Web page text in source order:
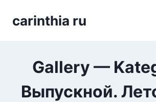
carinthia ru
Gallery —
Выпускной.